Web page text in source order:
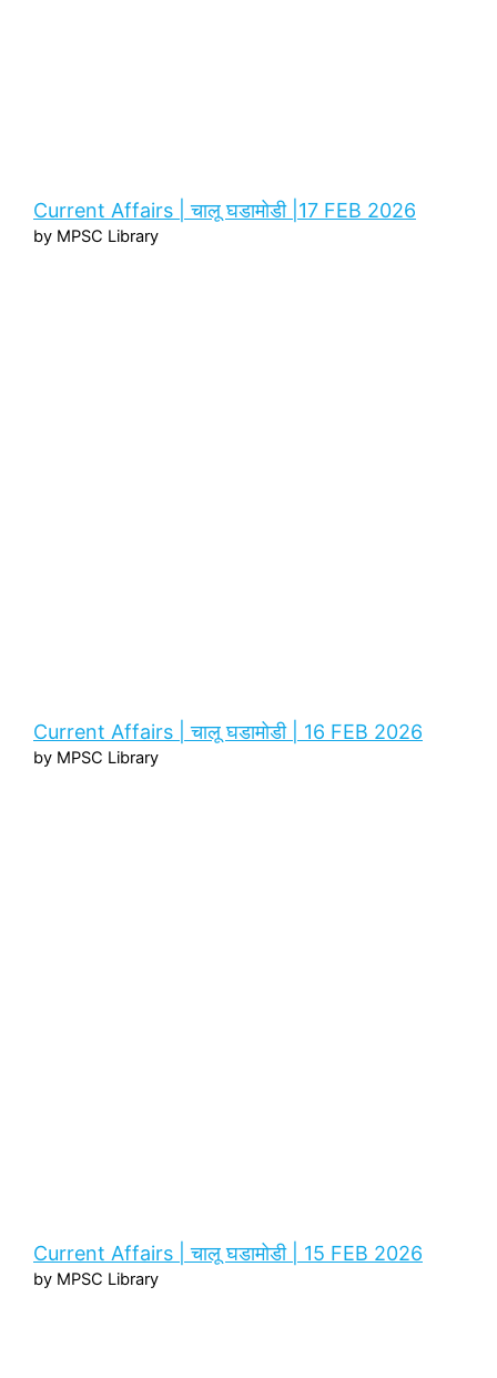
Current Affairs | चालू घडामोडी |17 FEB 2026
by MPSC Library
Current Affairs | चालू घडामोडी | 16 FEB 2026
by MPSC Library
Current Affairs | चालू घडामोडी | 15 FEB 2026
by MPSC Library